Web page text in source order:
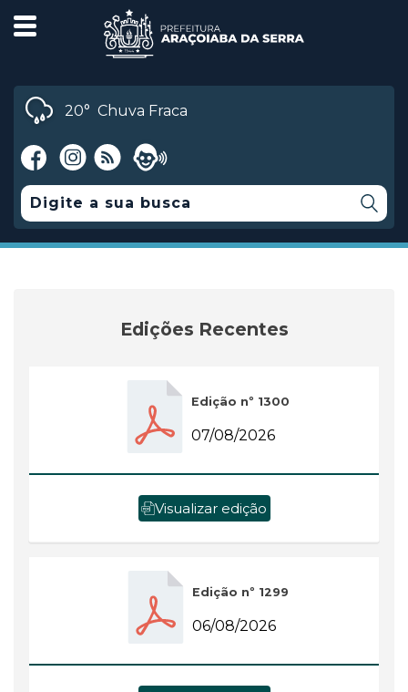
20° Chuva Fraca
Edições Recentes
Edição nº 1300
07/08/2026
Visualizar edição
Edição nº 1299
06/08/2026